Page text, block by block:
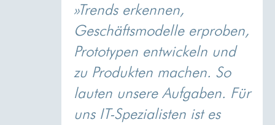
»Trends erkennen,
Geschäftsmodelle erproben,
Prototypen entwickeln und
zu Produkten machen. So
lauten unsere Aufgaben. Für
uns IT-Spezialisten ist es